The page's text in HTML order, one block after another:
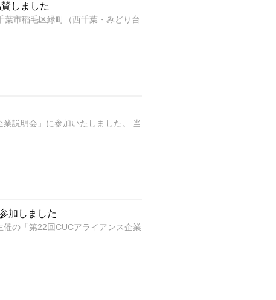
しました
市稲毛区緑町（西千葉・みどり台
説明会」に参加いたしました。 当
加しました
の「第22回CUCアライアンス企業